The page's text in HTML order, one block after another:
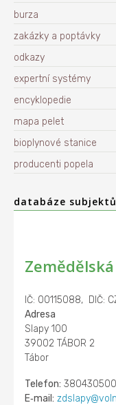
burza
zakázky a poptávky
odkazy
expertní systémy
encyklopedie
mapa pelet
bioplynové stanice
producenti popela
databáze subjektů
IČ: 00115088, DIČ:
Adresa
Slapy 100
39002 TÁBOR 2
Tábor
Telefon: 380430500
E‑mail: